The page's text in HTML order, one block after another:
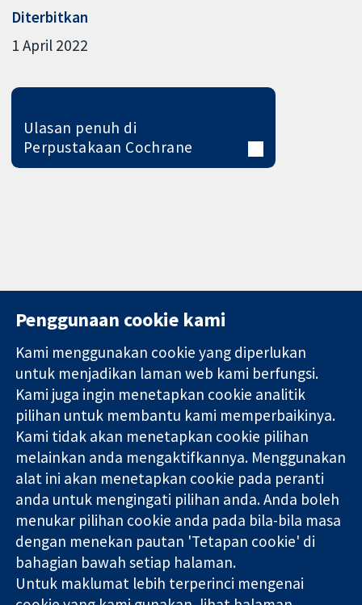
Diterbitkan
1 April 2022
Ulasan penuh di
Perpustakaan Cochrane
Bukti yang
dipercayai.
keputusan
termaklum
Kesihatan yang
lebih baik
11-13 Cavendish
Square
London
W1G 0AN
United Kingdom
Hubungi kita
Berita
Pejabat
akhbar
Perihal Kami
Pekerjaan
Cochrane
Library
Kolaborasi Cochrane ialah sebuah badan amal (no. 1045921) dan
sebuah syarikat terhad oleh jaminan (no. 03044323) yang
berdaftar di England & Wales. Nombor pendaftaran VAT GB 718
Penggunaan cookie kami
Kami menggunakan cookie yang diperlukan
untuk menjadikan laman web kami berfungsi.
Kami juga ingin menetapkan cookie analitik
pilihan untuk membantu kami memperbaikinya.
Kami tidak akan menetapkan cookie pilihan
melainkan anda mengaktifkannya. Menggunakan
alat ini akan menetapkan cookie pada peranti
anda untuk mengingati pilihan anda. Anda boleh
menukar pilihan cookie anda pada bila-bila masa
dengan menekan pautan 'Tetapan cookie' di
bahagian bawah setiap halaman.
Untuk maklumat lebih terperinci mengenai